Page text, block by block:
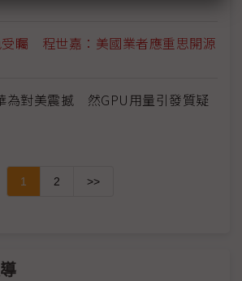
矚 程世嘉：美國業者應重思開源
為對美震撼 然GPU用量引發質疑
1 2 >>